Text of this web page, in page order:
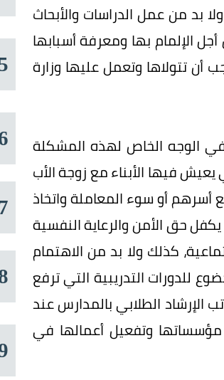
بد من عمل الدراسات والأبحاث
الإلمام بها ومعرفة أسبابها
أن تتولاها وتعمل عليها وزارة
في الوجه الخاص لهذه المشكلة
فيها الأبناء مع زوجة الأب
أسرهم أو سوء المعاملة واتخاذ
يكفل حق الأمن والرعاية النفسية
كذلك ولا بد من الاهتمام
للدورات التدريبية التي ترفع
الإرشاد الطلابي بالمدارس عند
مؤسساتها وتفعيل أعمالها في